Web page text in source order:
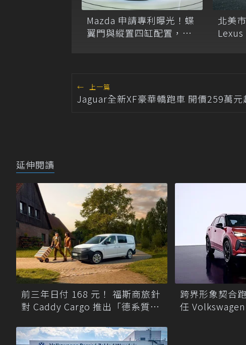
Mazda 申請專利曝光！蝶
翼門與縱置四缸配置，專
北美
Lexus
← 上一篇
Jaguar全新XF豪華轎跑車 開價259萬元
延伸閱讀
前三年日付 168 元！ 福斯商旅針
對 Caddy Cargo 推出「德系質感
跨界形象契合
任